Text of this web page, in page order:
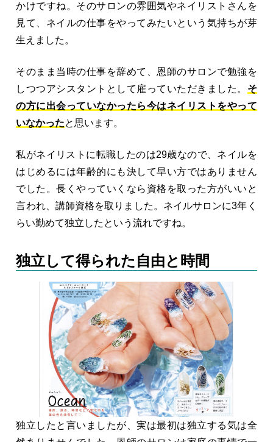
かけですね。そのサロンの雰囲気やネイリストさんを
見て、ネイルの仕事をやってみたいという気持ちが芽
生えました。
そのまま当時の仕事を辞めて、恩師のサロンで勉強を
しつつアシスタントとして雇っていただきました。 そ
の方に出会っていなかったら今はネイリストをやって
いなかったと思います。
私がネイリストに転職したのは29歳なので、ネイルを
はじめるには年齢的にも決して早い方ではありません
でした。長くやっていくなら資格を取った方がいいと
言われ、講師資格を取りました。ネイルサロンに3年く
らい勤めて独立したという流れですね。
独立して得られた自由と時間
独立したと言いましたが、実は最初は独立する気は全